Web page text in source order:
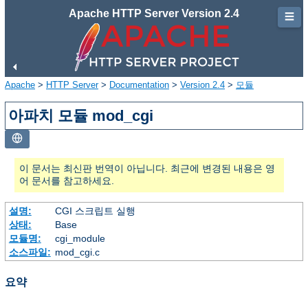
Apache HTTP Server Version 2.4
Apache > HTTP Server> Documentation > Version 2.4 > 모듈
아파치 모듈 mod_cgi
이 문서는 최신판 번역이 아닙니다. 최근에 변경된 내용은 영
어 문서를 참고하세요.
설명:
CGI 스크립트 실행
상태:
Base
모듈명:
cgi_module
소스파일: mod_cgi.c
요약
☰